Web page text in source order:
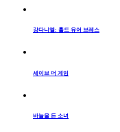
강다니엘: 홀드 유어 브레스
세이브 더 게임
바늘을 든 소녀